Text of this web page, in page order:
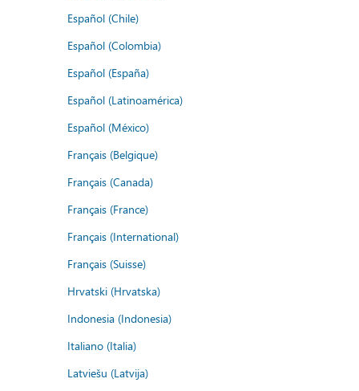
Español (Chile)
Español (Colombia)
Español (España)
Español (Latinoamérica)
Español (México)
Français (Belgique)
Français (Canada)
Français (France)
Français (International)
Français (Suisse)
Hrvatski (Hrvatska)
Indonesia (Indonesia)
Italiano (Italia)
Latviešu (Latvija)